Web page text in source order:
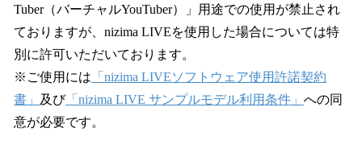
Tuber（バーチャルYouTuber）」用途での使用が禁止され
ておりますが、nizima LIVEを使用した場合については特
別に許可いただいております。
※ご使用には 「nizima LIVEソフトウェア使用許諾契約
書」
及び「nizima LIVE サンプルモデル利用条件」 への同
意が必要です。